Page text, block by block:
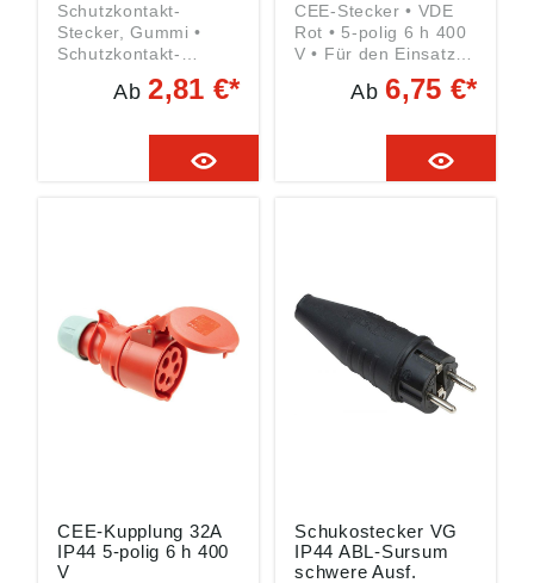
Schutzkontakt-
Stecker, Gummi •
Schutzkontakt-
Steckverbindung 250
V 16 A • Für den
Innenbereich sowie
den dauerhaften
Ab2,81 €*
CEE-Stecker • VDE
Rot • 5-polig 6 h 400
V • Für den Einsatz
im Innenbereich
sowie den
im Außenbereich
Ab6,75 €*
CEE-Kupplung 32A
IP44 5-polig 6 h 400
V
Schukostecker VG
IP44 ABL-Sursum
schwere Ausf.